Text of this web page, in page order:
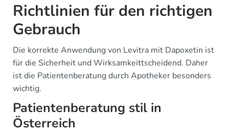
Richtlinien für den richtigen
Gebrauch
Die korrekte Anwendung von Levitra mit Dapoxetin ist
für die Sicherheit und Wirksamkeittscheidend. Daher
ist die Patientenberatung durch Apotheker besonders
wichtig.
Patientenberatung stil in
Österreich